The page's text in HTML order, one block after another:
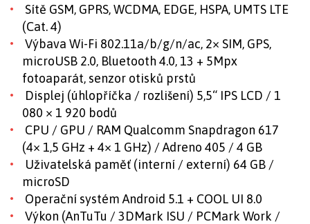
Sítě GSM, GPRS, WCDMA, EDGE, HSPA, UMTS LTE
(Cat. 4)
Výbava Wi-Fi 802.11a/b/g/n/ac, 2× SIM, GPS,
microUSB 2.0, Bluetooth 4.0, 13 + 5Mpx
fotoaparát, senzor otisků prstů
Displej (úhlopříčka / rozlišení) 5,5“ IPS LCD / 1
080 × 1 920 bodů
CPU / GPU / RAM Qualcomm Snapdragon 617
(4× 1,5 GHz + 4× 1 GHz) / Adreno 405 / 4 GB
Uživatelská paměť (interní / externí) 64 GB /
microSD
Operační systém Android 5.1 + COOL UI 8.0
Výkon (AnTuTu / 3DMark ISU / PCMark Work /